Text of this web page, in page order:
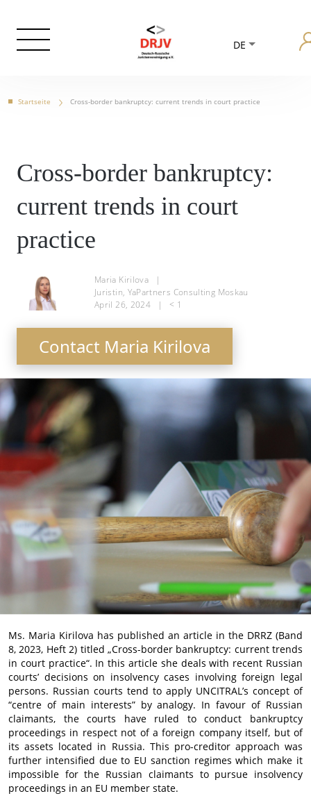
DE
Startseite Cross-border bankruptcy: current trends in court practice
Cross-border bankruptcy:
current trends in court
practice
Maria Kirilova
|
Juristin, YaPartners Consulting Moskau
April 26, 2024
| < 1
Contact Maria Kirilova
Ms. Maria Kirilova has published an article in the DRRZ (Band
8, 2023, Heft 2) titled „Cross-border bankruptcy: current trends
in court practice“. In this article she deals with recent Russian
courts’ decisions on insolvency cases involving foreign legal
persons. Russian courts tend to apply UNCITRAL’s concept of
“centre of main interests” by analogy. In favour of Russian
claimants, the courts have ruled to conduct bankruptcy
proceedings in respect not of a foreign company itself, but of
its assets located in Russia. This pro-creditor approach was
further intensified due to EU sanction regimes which make it
impossible for the Russian claimants to pursue insolvency
proceedings in an EU member state.